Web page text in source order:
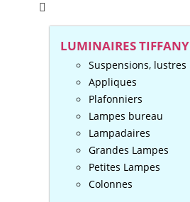
LUMINAIRES TIFFANY
Suspensions, lustres
Appliques
Plafonniers
Lampes bureau
Lampadaires
Grandes Lampes
Petites Lampes
Colonnes